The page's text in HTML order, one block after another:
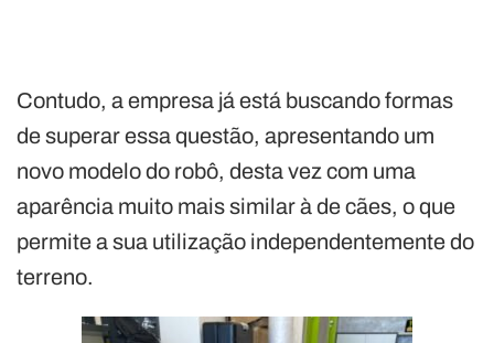
Contudo, a empresa já está buscando formas
de superar essa questão, apresentando um
novo modelo do robô, desta vez com uma
aparência muito mais similar à de cães, o que
permite a sua utilização independentemente do
terreno.